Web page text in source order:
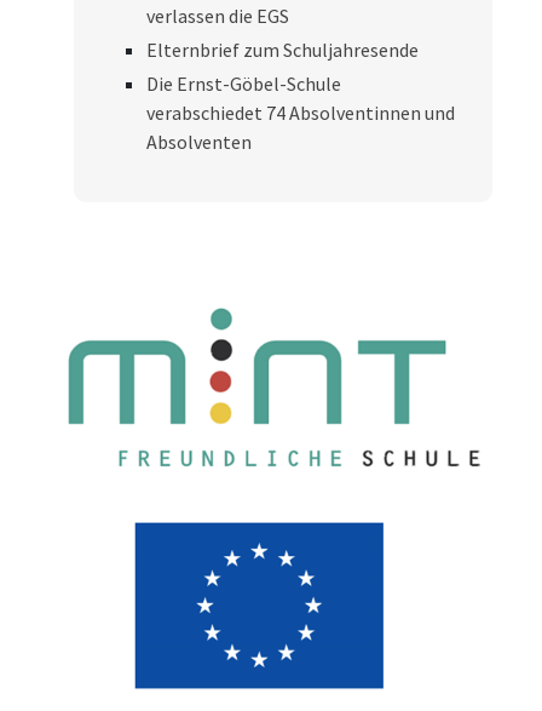
verlassen die EGS
Elternbrief zum Schuljahresende
Die Ernst-Göbel-Schule
verabschiedet 74 Absolventinnen und
Absolventen